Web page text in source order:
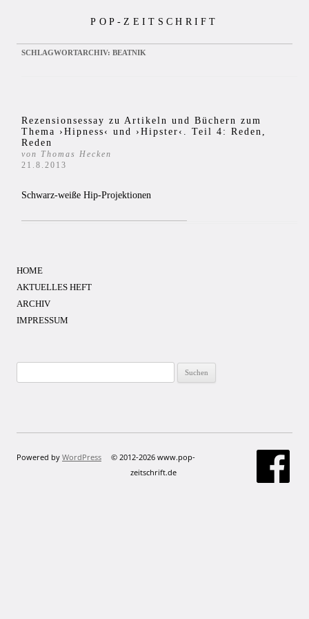
POP-ZEITSCHRIFT
SCHLAGWORTARCHIV: BEATNIK
Rezensionsessay zu Artikeln und Büchern zum
Thema ›Hipness‹ und ›Hipster‹. Teil 4: Reden,
Reden
von Thomas Hecken
21.8.2013
Schwarz-weiße Hip-Projektionen
HOME
AKTUELLES HEFT
ARCHIV
IMPRESSUM
nach:
Powered by WordPress
© 2012-2026 www.pop-
zeitschrift.de